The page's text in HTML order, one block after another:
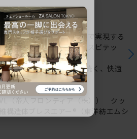
ック】
められる性能を高い次元で実現する
開発した高機能素材「レスピテッ
面”を可能にし、ずっと続く、快適
。
しています。
（帝人フロンティア（株）） クッ
構造体ブレスエアー®（東洋紡エムシ